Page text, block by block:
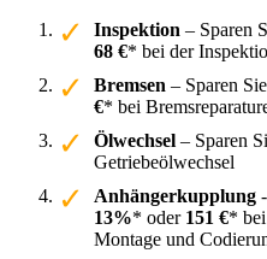
Inspektion – Sparen
68 €* bei der
Bremsen – Sparen
€* bei
Ölwechsel – Sparen
Getriebeölwechsel
Anhängerkupplung
13%* oder 151 €*
Montage und